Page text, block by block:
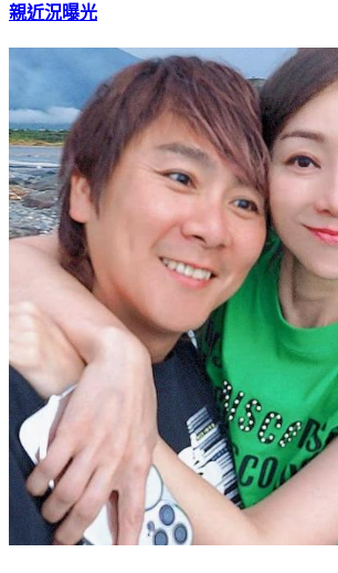
親近況曝光